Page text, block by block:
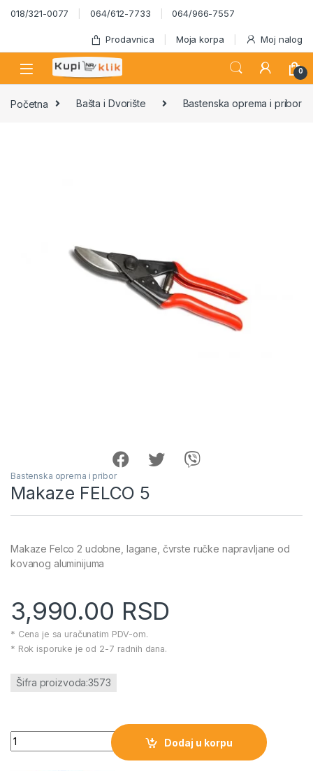
Skip to navigation
Skip to content
018/321-0077 064/612-7733 064/966-7557
Prodavnica Moja korpa Moj nalog
0
Početna Bašta i Dvorište Bastenska oprema i pribor
Bastenska oprema i pribor
Makaze FELCO 5
Makaze Felco 2 udobne, lagane, čvrste ručke napravljane od
kovanog aluminijuma
3,990.00 RSD
* Cena je sa uračunatim PDV-om.
* Rok isporuke je od 2-7 radnih dana.
Šifra proizvoda:3573
Makaze FELCO 5 količina
Dodaj u korpu